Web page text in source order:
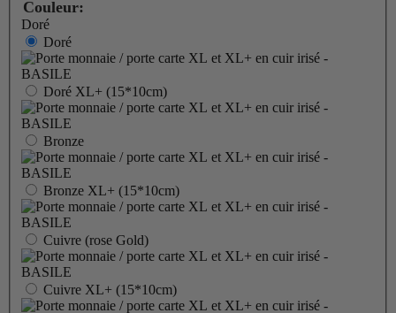
Couleur:
Doré
Doré
Doré XL+ (15*10cm)
Bronze
Bronze XL+ (15*10cm)
Cuivre (rose Gold)
Cuivre XL+ (15*10cm)